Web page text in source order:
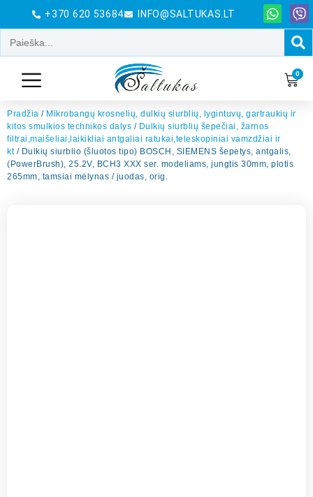
+370 620 53684 INFO@SALTUKAS.LT
0
Pradžia / Mikrobangų krosnelių, dulkių siurblių, lygintuvų, gartraukių ir
kitos smulkios technikos dalys / Dulkių siurblių šepečiai, žarnos
filtrai,maišeliai,laikikliai antgaliai ratukai,teleskopiniai vamzdžiai ir
kt/ Dulkių siurblio (šluotos tipo) BOSCH, SIEMENS šepetys, antgalis,
(PowerBrush), 25.2V, BCH3 XXX ser. modeliams, jungtis 30mm, plotis
265mm, tamsiai mėlynas / juodas, orig.